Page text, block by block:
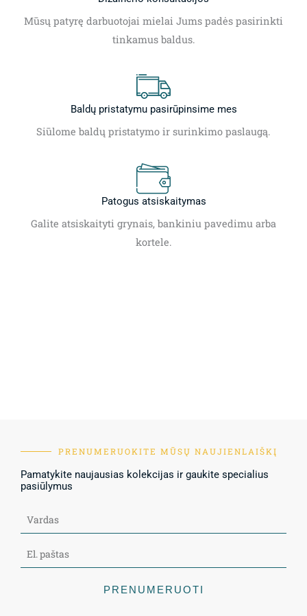
Mūsų patyrę darbuotojai mielai Jums padės pasirinkti
tinkamus baldus.
Baldų pristatymu pasirūpinsime mes
Siūlome baldų pristatymo ir surinkimo paslaugą.
Patogus atsiskaitymas
Galite atsiskaityti grynais, bankiniu pavedimu arba
kortele.
PRENUMERUOKITE MŪSŲ NAUJIENLAIŠKĮ
Pamatykite naujausias kolekcijas ir gaukite specialius
pasiūlymus
PRENUMERUOTI